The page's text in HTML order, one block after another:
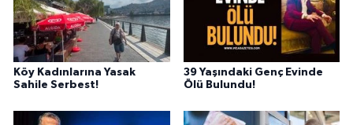
Köy Kadınlarına Yasak
Sahile Serbest!
39 Yaşındaki Genç Evinde
Ölü Bulundu!